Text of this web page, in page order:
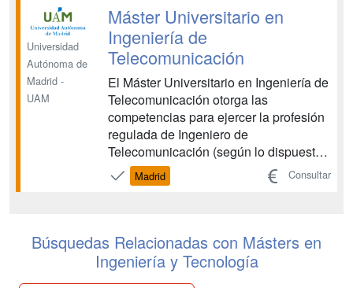
otra parte, también se precisan nuevas
técnicas de procesado...
Universidad
Autónoma de
Madrid -
UAM
Máster Universitario en
Ingeniería de
Telecomunicación
El Máster Universitario en Ingeniería de
Telecomunicación otorga las
competencias para ejercer la profesión
regulada de Ingeniero de
Telecomunicación (según lo dispuesto
en el Real Decreto 861/2010 y la Orden
Ministerial CIN/355/2009), que capacita
El título proporcion...
Madrid Consultar
Búsquedas Relacionadas con Másters en
Ingeniería y Tecnología